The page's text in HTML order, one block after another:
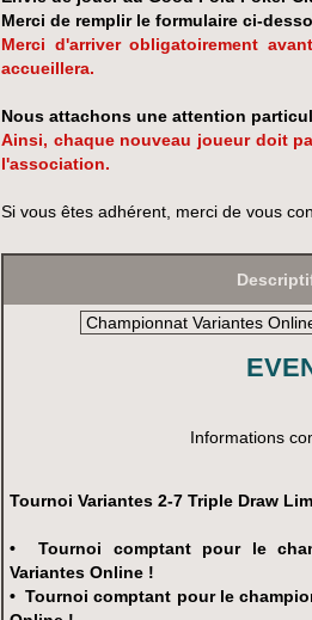
Merci de remplir le formulaire ci-
Merci d'arriver obligatoirement
accueillera.
Nous attachons une attention
Ainsi, chaque nouveau joueur doit
l'association.
Si vous êtes adhérent, merci de vous
Informations
Tournoi Variantes 2-7 Triple Draw
• Tournoi comptant pour le
Variantes Online !
• Tournoi comptant pour le